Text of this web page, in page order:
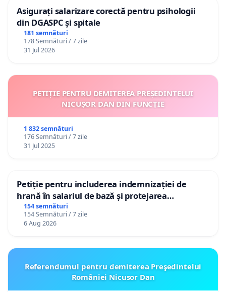
Asigurați salarizare corectă pentru psihologii
din DGASPC și spitale
181 semnături
178 Semnături / 7 zile
31 Jul 2026
PETIȚIE PENTRU DEMITEREA PREȘEDINTELUI
NICUȘOR DAN DIN FUNCȚIE
1 832 semnături
176 Semnături / 7 zile
31 Jul 2025
Petiție pentru includerea indemnizației de
hrană în salariul de bază și protejarea
gradațiilor de vechime pentru asistenții
personali
154 semnături
154 Semnături / 7 zile
6 Aug 2026
Referendumul pentru demiterea Preşedintelui
României Nicusor Dan